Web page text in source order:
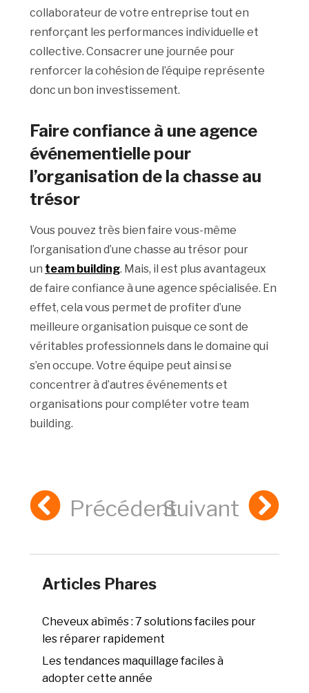
collaborateur de votre entreprise tout en
renforçant les performances individuelle et
collective. Consacrer une journée pour
renforcer la cohésion de l’équipe représente
donc un bon investissement.
Faire confiance à une agence
événementielle pour
l’organisation de la chasse au
trésor
Vous pouvez très bien faire vous-même
l’organisation d’une chasse au trésor pour
un team building. Mais, il est plus avantageux
de faire confiance à une agence spécialisée. En
effet, cela vous permet de profiter d’une
meilleure organisation puisque ce sont de
véritables professionnels dans le domaine qui
s’en occupe. Votre équipe peut ainsi se
concentrer à d’autres événements et
organisations pour compléter votre team
building.
PrécédentSuivant
Articles Phares
Cheveux abîmés : 7 solutions faciles pour
les réparer rapidement
Les tendances maquillage faciles à
adopter cette année